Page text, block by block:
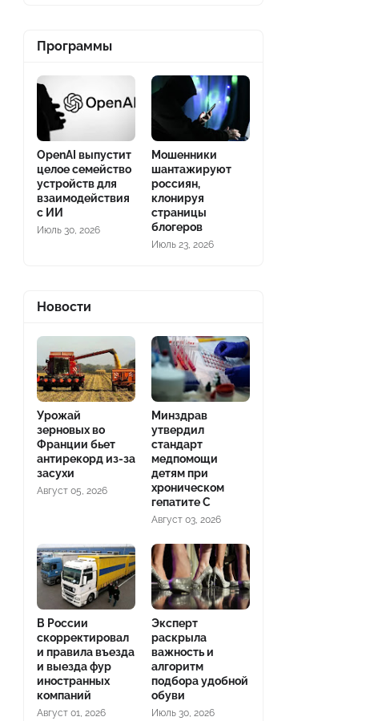
Программы
OpenAI выпустит
целое семейство
устройств для
взаимодействия
с ИИ
Июль 30, 2026
Мошенники
шантажируют
россиян,
клонируя
страницы
блогеров
Июль 23, 2026
Новости
Урожай
зерновых во
Франции бьет
антирекорд из-за
засухи
Август 05, 2026
Минздрав
утвердил
стандарт
медпомощи
детям при
хроническом
гепатите С
Август 03, 2026
В России
скорректировал
и правила въезда
и выезда фур
иностранных
компаний
Август 01, 2026
Эксперт
раскрыла
важность и
алгоритм
подбора удобной
обуви
Июль 30, 2026